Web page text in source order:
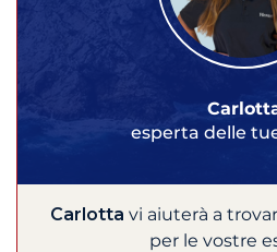
esperta delle
Carlotta vi aiuterà a
per le vostre